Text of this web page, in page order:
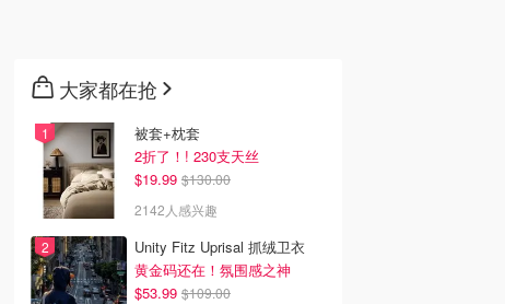
大家都在抢
被套+枕套
2折了！! 230支天丝
$19.99 $130.00
2142人感兴趣
Unity Fitz Uprisal 抓绒卫衣
黄金码还在！氛围感之神
$53.99 $109.00